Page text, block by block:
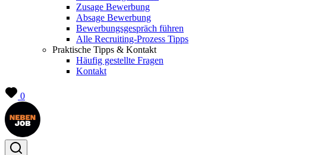
Zusage Bewerbung
Absage Bewerbung
Bewerbungsgespräch führen
Alle Recruiting-Prozess Tipps
Praktische Tipps & Kontakt
Häufig gestellte Fragen
Kontakt
0